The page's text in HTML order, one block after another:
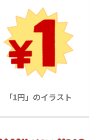
「1円」のイラスト